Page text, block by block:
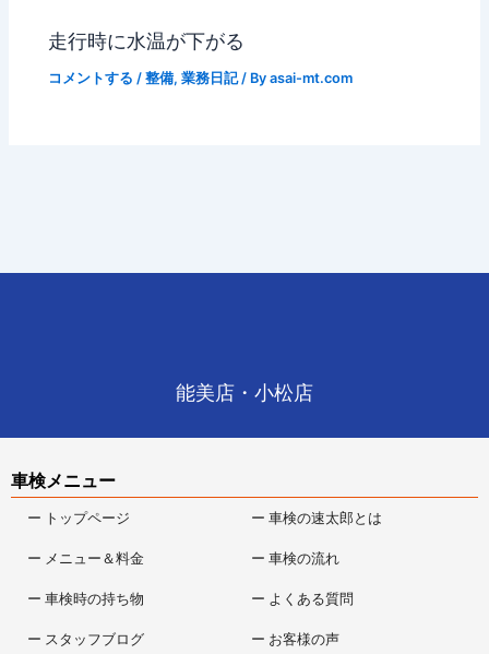
走行時に水温が下がる
コメントする /整備,業務日記/ Byasai-mt.com
能美店・小松店
車検メニュー
ー トップページ
ー メニュー＆料金
ー 車検時の持ち物
ー スタッフブログ
ー 車検の速太郎とは
ー 車検の流れ
ー よくある質問
ー お客様の声